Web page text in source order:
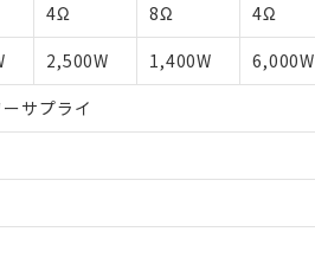
4Ω 8Ω 4Ω
2,500W 1,400W 6,000W
サプライ